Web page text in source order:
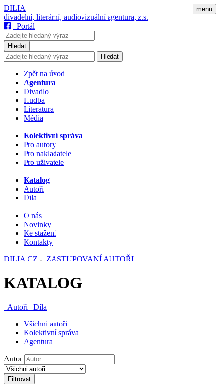
menu
DILIA
divadelní, literární, audiovizuální agentura, z.s.
Portál
Hledat
Hledat
Zpět na úvod
Agentura
Divadlo
Hudba
Literatura
Média
Kolektivní správa
Pro autory
Pro nakladatele
Pro uživatele
Katalog
Autoři
Díla
O nás
Novinky
Ke stažení
Kontakty
DILIA.CZ - ZASTUPOVANÍ AUTOŘI
KATALOG
Autoři
Díla
Všichni autoři
Kolektivní správa
Agentura
Autor
Filtrovat